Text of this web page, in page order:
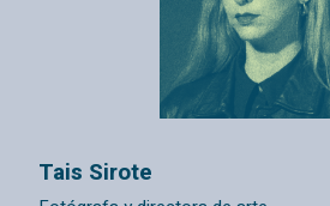
Tais Sirote